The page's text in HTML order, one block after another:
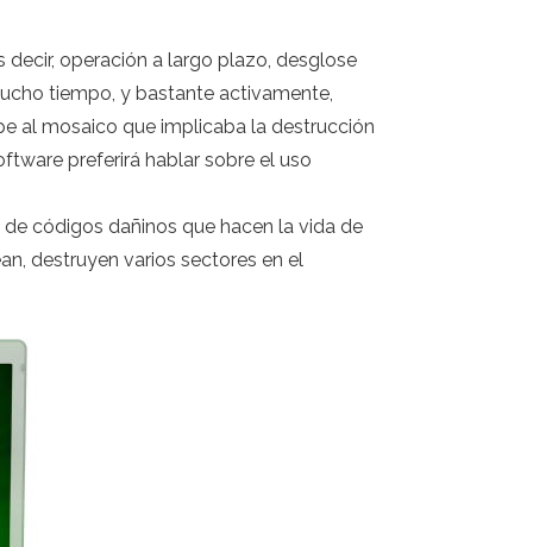
operación a largo plazo, desglose
tiempo, y bastante activamente,
al mosaico que implicaba la destrucción
preferirá hablar sobre el uso
códigos dañinos que hacen la vida de
destruyen varios sectores en el